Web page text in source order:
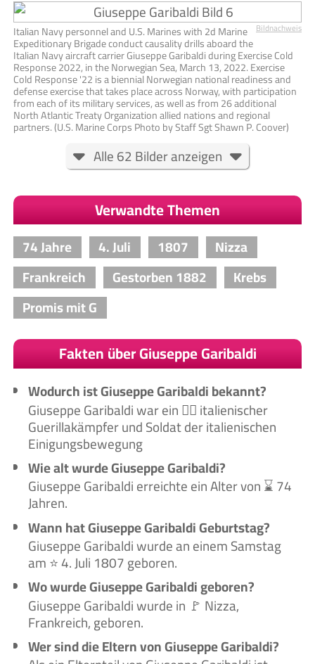
Bildnachweis
Italian Navy personnel and U.S. Marines with 2d Marine
Expeditionary Brigade conduct causality drills aboard the
Italian Navy aircraft carrier Giuseppe Garibaldi during Exercise Cold
Response 2022, in the Norwegian Sea, March 13, 2022. Exercise
Cold Response '22 is a biennial Norwegian national readiness and
defense exercise that takes place across Norway, with participation
from each of its military services, as well as from 26 additional
North Atlantic Treaty Organization allied nations and regional
partners. (U.S. Marine Corps Photo by Staff Sgt Shawn P. Coover)
Alle 62 Bilder anzeigen
Verwandte Themen
74 Jahre 4. Juli 1807
Nizza
Frankreich
Gestorben 1882
Krebs
Promis mit G
Fakten über Giuseppe Garibaldi
Wodurch ist Giuseppe Garibaldi bekannt?
Giuseppe Garibaldi war ein 🙋‍♂️ italienischer
Guerillakämpfer und Soldat der italienischen
Einigungsbewegung
Wie alt wurde Giuseppe Garibaldi?
Giuseppe Garibaldi erreichte ein Alter von ⌛ 74
Jahren.
Wann hat Giuseppe Garibaldi Geburtstag?
Giuseppe Garibaldi wurde an einem Samstag
am ⭐ 4. Juli 1807 geboren.
Wo wurde Giuseppe Garibaldi geboren?
Giuseppe Garibaldi wurde in 🚩 Nizza,
Frankreich, geboren.
Wer sind die Eltern von Giuseppe Garibaldi?